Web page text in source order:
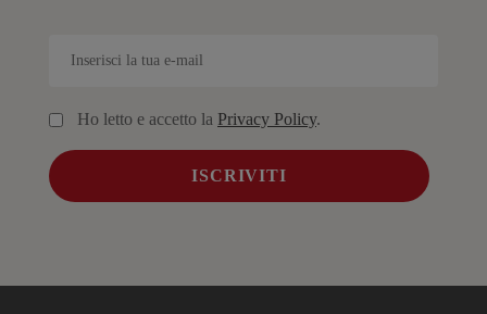
Ho letto e accetto la Privacy Policy.